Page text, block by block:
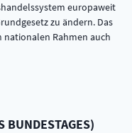
europaweit
zu ändern. Das
Rahmen auch
BUNDESTAGES)